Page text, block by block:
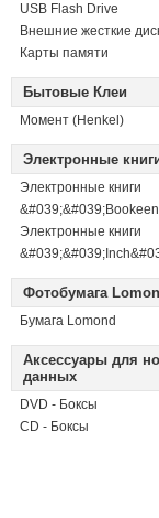
USB Flash Drive
Внешние жесткие
Карты памяти
Бытовые Клеи
Момент (Henkel)
Электронные
Электронные книги
Электронные книги
Фотобумага
Бумага Lomond
Аксессуары для
данных
DVD - Боксы
CD - Боксы